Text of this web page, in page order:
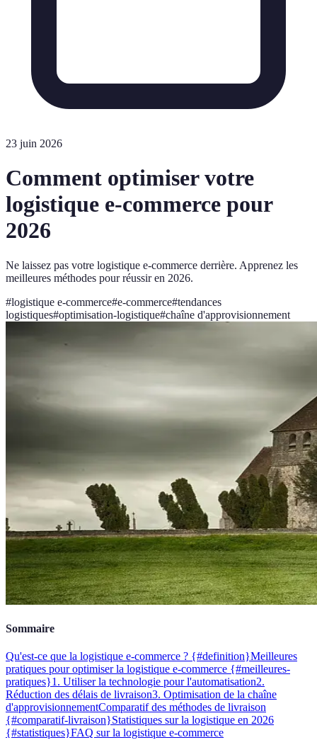
23 juin 2026
Comment optimiser votre
logistique e-commerce pour
2026
Ne laissez pas votre logistique e-commerce derrière. Apprenez les
meilleures méthodes pour réussir en 2026.
#logistique e-commerce#e-commerce#tendances
logistiques#optimisation-logistique#chaîne d'approvisionnement
Sommaire
Qu'est-ce que la logistique e-commerce ? {#definition}Meilleures
pratiques pour optimiser la logistique e-commerce {#meilleures-
pratiques}1. Utiliser la technologie pour l'automatisation2.
Réduction des délais de livraison3. Optimisation de la chaîne
d'approvisionnementComparatif des méthodes de livraison
{#comparatif-livraison}Statistiques sur la logistique en 2026
{#statistiques}FAQ sur la logistique e-commerce